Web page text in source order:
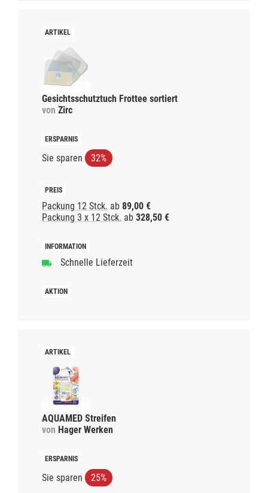
Gesichtsschutztuch Frottee sortiert
von Zirc
Sie sparen 32%
Packung 12 Stck. ab 89,00 €
Packung 3 x 12 Stck. ab 328,50 €
Schnelle Lieferzeit
AQUAMED Streifen
von Hager Werken
Sie sparen 25%